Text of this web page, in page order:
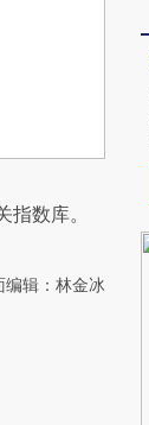
数库。
编辑：林金冰